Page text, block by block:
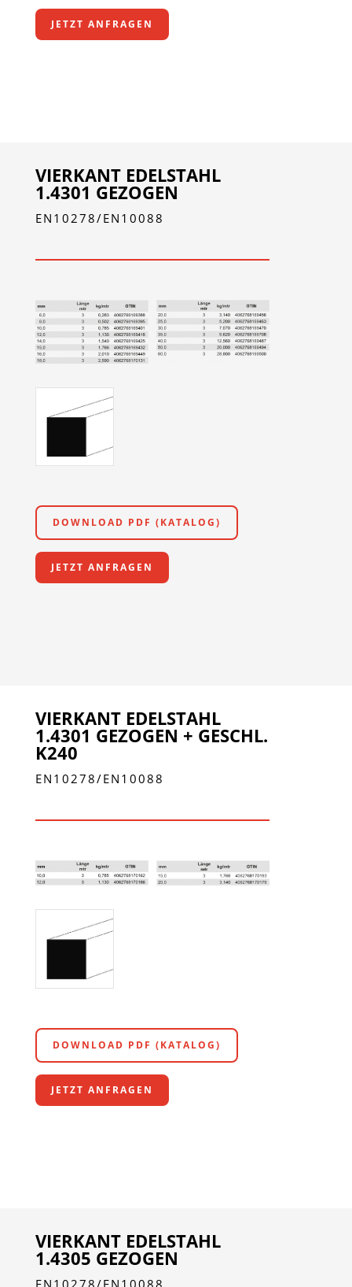
JETZT ANFRAGEN
VIERKANT EDELSTAHL
1.4301 GEZOGEN
EN10278/EN10088
DOWNLOAD PDF (KATALOG)
JETZT ANFRAGEN
VIERKANT EDELSTAHL
1.4301 GEZOGEN + GESCHL.
K240
EN10278/EN10088
DOWNLOAD PDF (KATALOG)
JETZT ANFRAGEN
VIERKANT EDELSTAHL
1.4305 GEZOGEN
EN10278/EN10088